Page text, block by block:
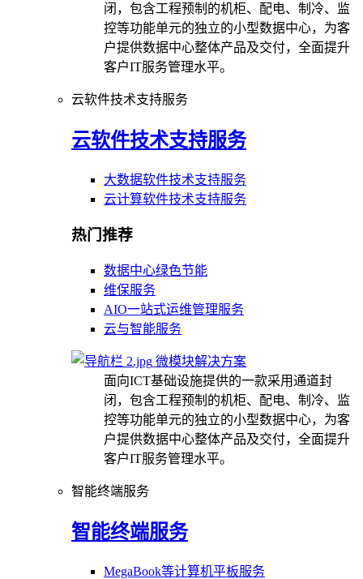
闭，包含工程预制的机柜、配电、制冷、监
控等功能单元的独立的小型数据中心，为客
户提供数据中心整体产品及交付，全面提升
客户IT服务管理水平。
云软件技术支持服务
云软件技术支持服务
大数据软件技术支持服务
云计算软件技术支持服务
热门推荐
数据中心绿色节能
维保服务
AIO一站式运维管理服务
云与智能服务
微模块解决方案
面向ICT基础设施提供的一款采用通道封
闭，包含工程预制的机柜、配电、制冷、监
控等功能单元的独立的小型数据中心，为客
户提供数据中心整体产品及交付，全面提升
客户IT服务管理水平。
智能终端服务
智能终端服务
MegaBook等计算机平板服务